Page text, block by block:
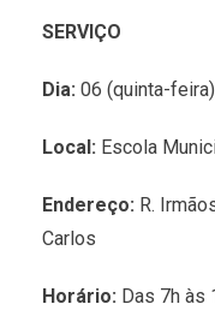
SERVIÇO
Dia: 06 (quinta-feira)
Local: Escola
Endereço: R.
Carlos
Horário: Das 7h às